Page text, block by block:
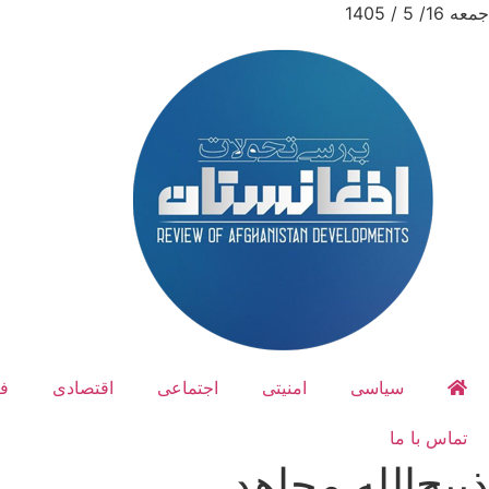
جمعه 16/ 5 / 1405
سیاسی امنیتی اجتماعی اقتصادی
تماس با ما